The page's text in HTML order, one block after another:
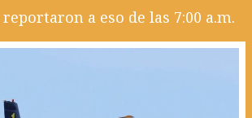
a eso de las 7:00 a.m.